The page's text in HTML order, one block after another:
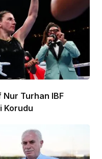
Nur Turhan IBF
Korudu